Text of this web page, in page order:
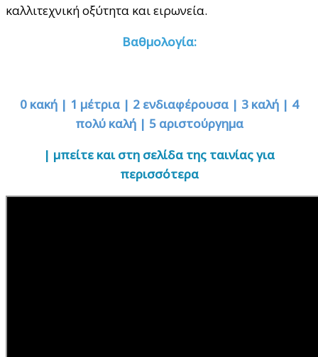
καλλιτεχνική οξύτητα και ειρωνεία.
Βαθμολογία:
0 κακή | 1 μέτρια | 2 ενδιαφέρουσα | 3 καλή | 4
πολύ καλή | 5 αριστούργημα
| μπείτε και στη σελίδα της ταινίας για
περισσότερα